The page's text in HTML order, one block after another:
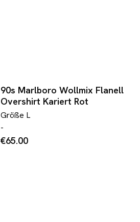
90s Marlboro Wollmix Flanell
Overshirt Kariert Rot
Größe L
-
€65.00